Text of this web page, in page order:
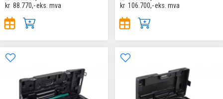
kr 88.770,-eks. mva
kr 106.700,-eks. mva